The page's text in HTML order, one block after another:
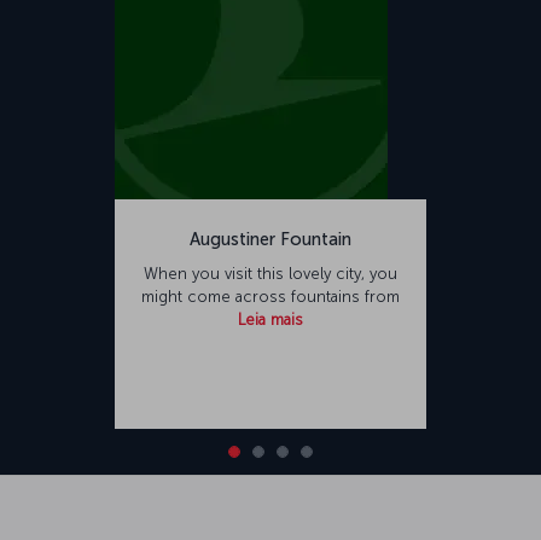
Augustiner Fountain
When you visit this lovely city, you
might come across fountains from
Leia mais